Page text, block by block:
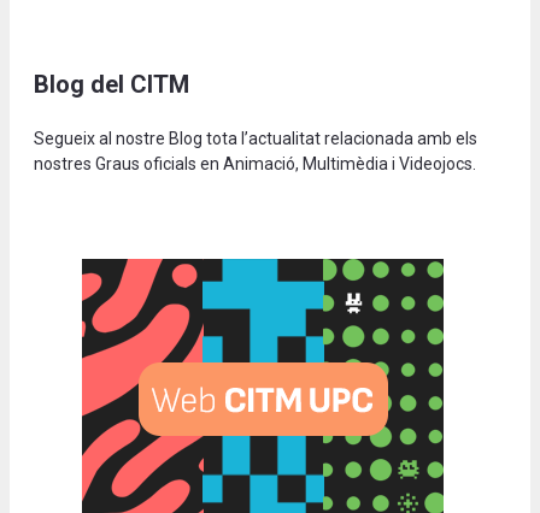
Blog del CITM
Segueix al nostre Blog tota l’actualitat relacionada amb els
nostres Graus oficials en Animació, Multimèdia i Videojocs.